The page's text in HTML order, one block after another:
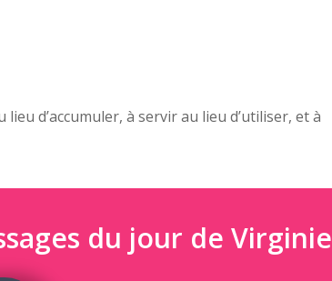
d’accumuler, à servir au lieu d’utiliser, et à
du jour de Virginie